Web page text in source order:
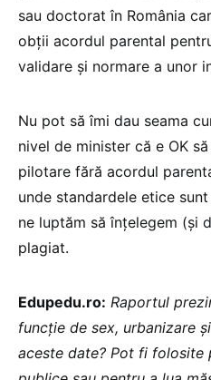
sau doctorat în România
obții acordul parental
validare și normare a unor
Nu pot să îmi dau seama
nivel de minister că e OK
pilotare fără acordul
unde standardele etice
ne luptăm să înțelegem (și
plagiat.
Edupedu.ro: Raportul
funcție de sex, urbanizare
aceste date? Pot fi folosite